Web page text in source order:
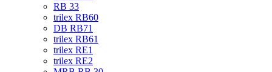
RB 33
trilex RB60
DB RB71
trilex RB61
trilex RE1
trilex RE2